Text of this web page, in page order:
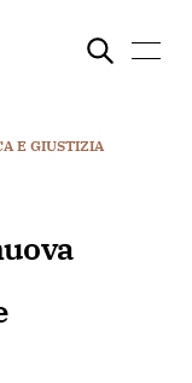
E GIUSTIZIA